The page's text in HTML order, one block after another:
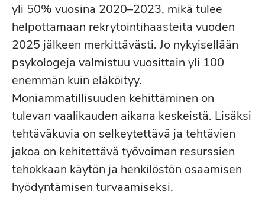
yli 50% vuosina 2020–2023, mikä tulee
helpottamaan rekrytointihaasteita vuoden
2025 jälkeen merkittävästi. Jo nykyisellään
psykologeja valmistuu vuosittain yli 100
enemmän kuin eläköityy.
Moniammatillisuuden kehittäminen on
tulevan vaalikauden aikana keskeistä. Lisäksi
tehtäväkuvia on selkeytettävä ja tehtävien
jakoa on kehitettävä työvoiman resurssien
tehokkaan käytön ja henkilöstön osaamisen
hyödyntämisen turvaamiseksi.